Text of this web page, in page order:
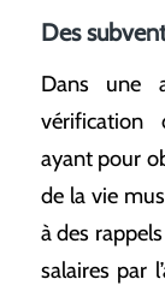
Des
Dans une
vérification
ayant pour
de la vie
à des
salaires par